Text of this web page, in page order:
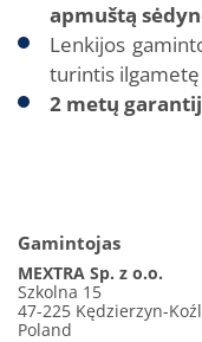
apmuštą
Lenkijos
turintis
2 metų
Gamintojas
MEXTRA Sp. z o.o.
Szkolna 15
47-225 Kędzierzyn-
Poland